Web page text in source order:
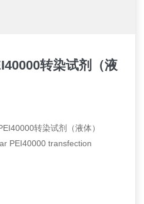
转染试剂（液
转染试剂（液体）
PEI40000 transfection